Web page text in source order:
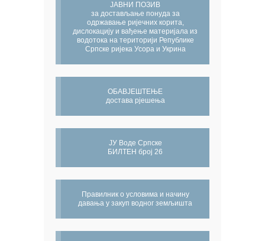
ЈАВНИ ПОЗИВ
за достављање понуда за
одржавање ријечних корита,
дислокацију и вађење материјала из
водотока на територији Републике
Српске ријека Усора и Укрина
ОБАВЈЕШТЕЊЕ
достава рјешења
ЈУ Воде Српске
БИЛТЕН број 26
Правилник о условима и начину
давања у закуп водног земљишта